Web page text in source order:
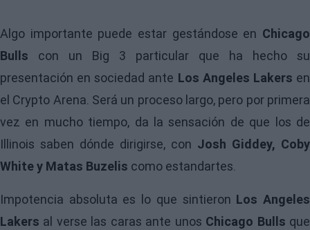
Algo importante puede estar gestándose en Chicago
Bulls con un Big 3 particular que ha hecho su
presentación en sociedad ante Los Angeles Lakers en
el Crypto Arena. Será un proceso largo, pero por primera
vez en mucho tiempo, da la sensación de que los de
Illinois saben dónde dirigirse, con Josh Giddey, Coby
White y Matas Buzelis como estandartes.
Impotencia absoluta es lo que sintieron Los Angeles
Lakers al verse las caras ante unos Chicago Bulls que